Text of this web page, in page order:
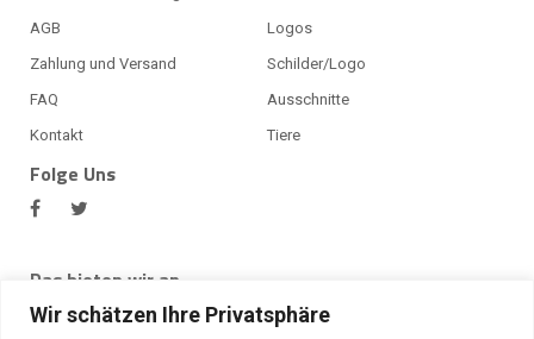
Wir schätzen Ihre Privatsphäre
AGB
Zahlung und Versand
FAQ
Kontakt
Logos
Schilder/Logo
Ausschnitte
Tiere
Folge Uns
Das bieten wir an
Bei BlechMal bekommst du viele Produkte, unter anderem ein
Alu Riffelblech oder Alu Lochblech, Edelstahlblech,